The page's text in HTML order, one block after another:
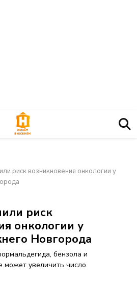
риск возникновения онкологии у
риск
онкологии у
Новгорода
бензола и
может увеличить число